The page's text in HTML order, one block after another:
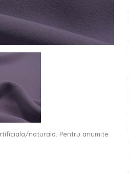
naturala. Pentru anumite